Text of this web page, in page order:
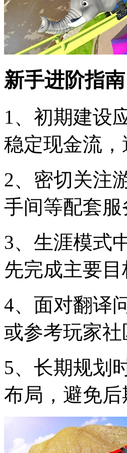
新手进阶指南
1、初期建设
稳定现金流
2、密切关注
手间等配套
3、生涯模式
先完成主要
4、面对翻译
或参考玩家
5、长期规划
布局，避免